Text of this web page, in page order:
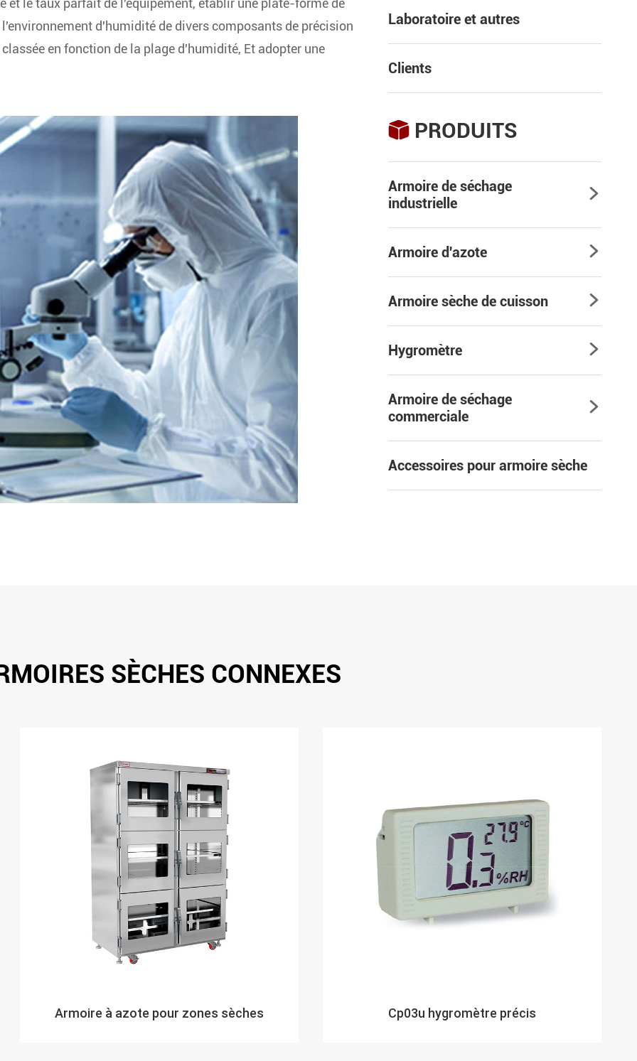
le taux parfait de l'équipement, établir une plate-forme de
d'humidité de divers composants de précision
en fonction de la plage d'humidité, Et adopter une
Laboratoire et autres
Clients
 PRODUITS
Armoire de séchage
industrielle

Armoire d'azote 
Armoire sèche de cuisson 
Hygromètre 
Armoire de séchage
commerciale

Accessoires pour armoire sèche
SÈCHES CONNEXES
Armoire à azote pour zones sèches Cp03u hygromètre précis